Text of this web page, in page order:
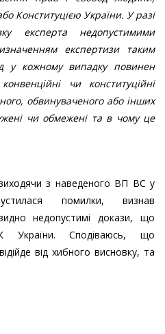
Конституцією України. У разі
експерта недопустимими
експертизи таким
випадку повинен
чи конституційні
обвинуваченого або інших
чи обмежені та в чому це
з наведеного ВП ВС у
помилки, визнав
недопустимі докази, що
України. Сподіваюсь, що
від хибного висновку, та